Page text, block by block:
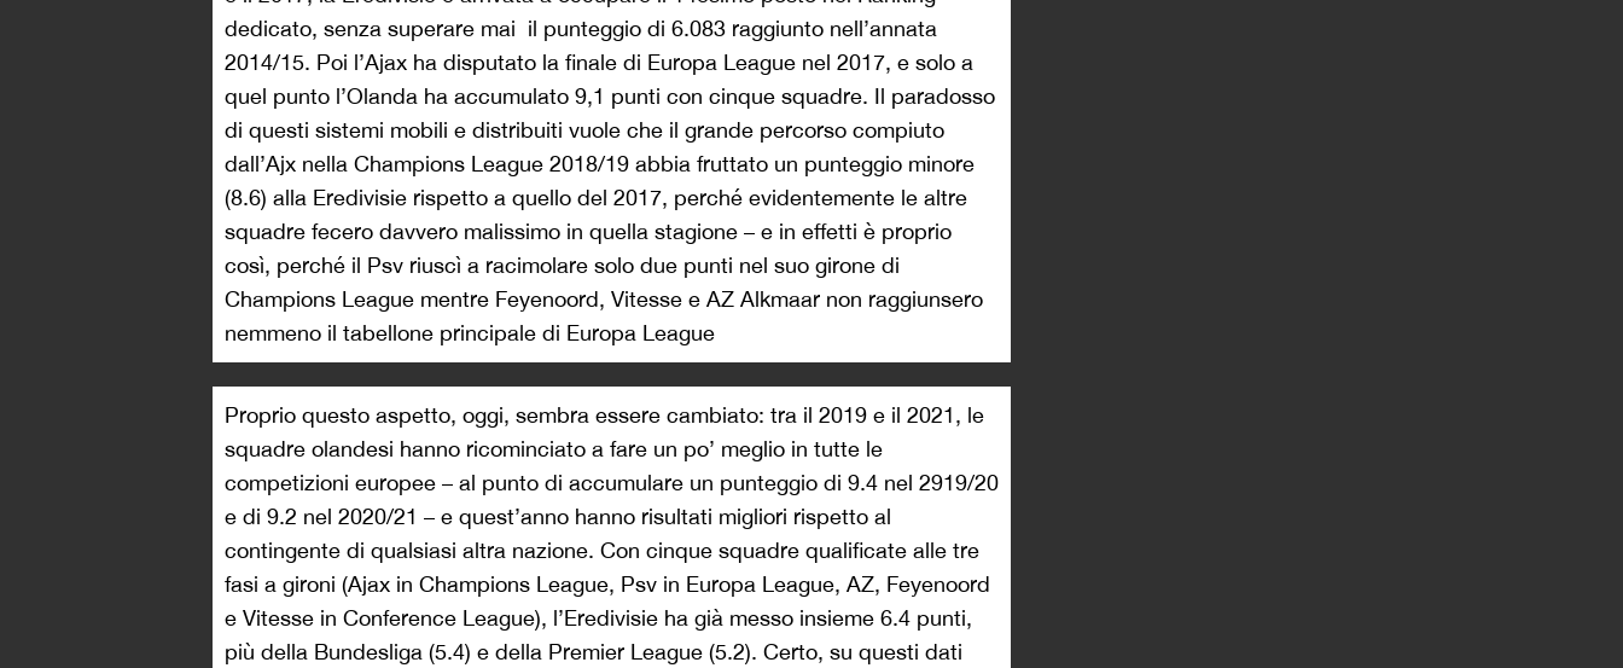
dedicato, senza superare mai il punteggio di 6.083 raggiunto nell’annata
2014/15. Poi l’Ajax ha disputato la finale di Europa League nel 2017, e solo a
quel punto l’Olanda ha accumulato 9,1 punti con cinque squadre. Il paradosso
di questi sistemi mobili e distribuiti vuole che il grande percorso compiuto
dall’Ajx nella Champions League 2018/19 abbia fruttato un punteggio minore
(8.6) alla Eredivisie rispetto a quello del 2017, perché evidentemente le altre
squadre fecero davvero malissimo in quella stagione – e in effetti è proprio
così, perché il Psv riuscì a racimolare solo due punti nel suo girone di
Champions League mentre Feyenoord, Vitesse e AZ Alkmaar non raggiunsero
nemmeno il tabellone principale di Europa League
Proprio questo aspetto, oggi, sembra essere cambiato: tra il 2019 e il 2021, le
squadre olandesi hanno ricominciato a fare un po’ meglio in tutte le
competizioni europee – al punto di accumulare un punteggio di 9.4 nel 2919/20
e di 9.2 nel 2020/21 – e quest’anno hanno risultati migliori rispetto al
contingente di qualsiasi altra nazione. Con cinque squadre qualificate alle tre
fasi a gironi (Ajax in Champions League, Psv in Europa League, AZ, Feyenoord
e Vitesse in Conference League), l’Eredivisie ha già messo insieme 6.4 punti,
più della Bundesliga (5.4) e della Premier League (5.2). Certo, su questi dati